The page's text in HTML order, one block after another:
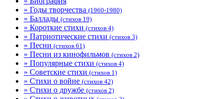
» Годы творчества (1960-1980)
» Баллады (стихов 19)
» Короткие стихи (стихов 4)
» Патриотические стихи (стихов 3)
» Песни (стихов 61)
» Песни из кинофильмов (стихов 2)
» Популярные стихи (стихов 4)
» Советские стихи (стихов 1)
» Стихи о войне (стихов 42)
» Стихи о дружбе (стихов 2)